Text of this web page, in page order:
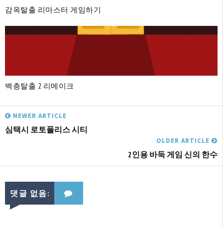
감옥탈출 리마스터 게임하기
백층탈출 2 리메이크
NEWER ARTICLE
심택시 로토폴리스 시티
OLDER ARTICLE
2인용 바둑 게임 신의 한수
댓글 없음: